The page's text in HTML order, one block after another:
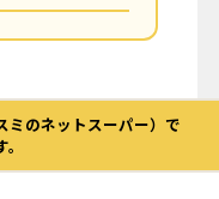
ミのネットスーパー）で